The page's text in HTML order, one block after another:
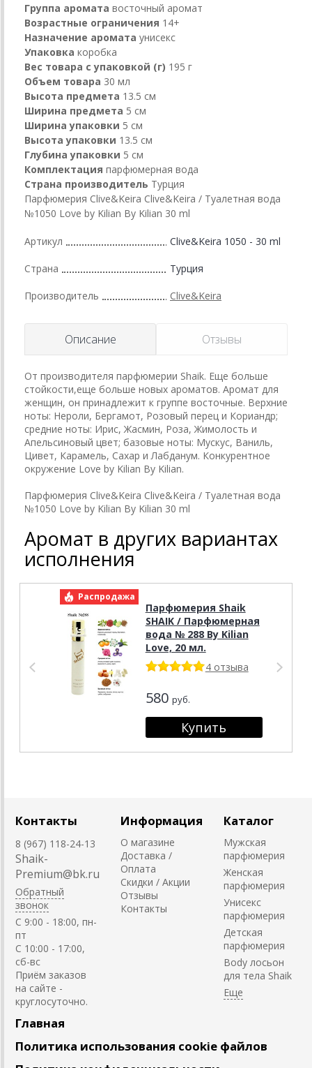
Группа аромата восточный аромат
Возрастные ограничения 14+
Назначение аромата унисекс
Упаковка коробка
Вес товара с упаковкой (г) 195 г
Объем товара 30 мл
Высота предмета 13.5 см
Ширина предмета 5 см
Ширина упаковки 5 см
Высота упаковки 13.5 см
Глубина упаковки 5 см
Комплектация парфюмерная вода
Страна производитель Турция
Парфюмерия Clive&Keira Clive&Keira / Туалетная вода
№1050 Love by Kilian By Kilian 30 ml
Артикул Clive&Keira 1050 - 30 ml
Страна Турция
Производитель Clive&Keira
Описание Отзывы
От производителя парфюмерии Shaik. Еще больше
стойкости,еще больше новых ароматов. Аромат для
женщин, он принадлежит к группе восточные. Верхние
ноты: Нероли, Бергамот, Розовый перец и Кориандр;
средние ноты: Ирис, Жасмин, Роза, Жимолость и
Апельсиновый цвет; базовые ноты: Мускус, Ваниль,
Цивет, Карамель, Сахар и Лабданум. Конкурентное
окружение Love by Kilian By Kilian.
Парфюмерия Clive&Keira Clive&Keira / Туалетная вода
№1050 Love by Kilian By Kilian 30 ml
Аромат в других вариантах
исполнения
Распродажа
Парфюмерия Shaik
SHAIK / Парфюмерная
вода № 288 By Kilian
Love, 20 мл.
4 отзыва
580 руб.
Контакты
8 (967) 118-24-13
Shaik-
Premium@bk.ru
Обратный
звонок
C 9:00 - 18:00, пн-
пт
С 10:00 - 17:00,
сб-вс
Приём заказов
на сайте -
круглосуточно.
Информация
О магазине
Доставка /
Оплата
Скидки / Акции
Отзывы
Контакты
Каталог
Мужская
парфюмерия
Женская
парфюмерия
Унисекс
парфюмерия
Детская
парфюмерия
Body лосьон
для тела Shaik
Главная
Политика использования cookie файлов